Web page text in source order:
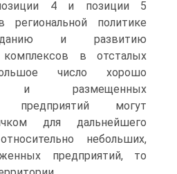
4 и позиции 5
политике
и развитию
в отсталых
число хорошо
и размещенных
предприятий могут
для дальнейшего
небольших,
предприятий, то